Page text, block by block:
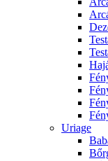
Uriage